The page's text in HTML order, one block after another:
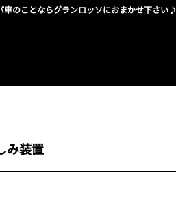
のことならグランロッソにおまかせ下さい♪
み装置